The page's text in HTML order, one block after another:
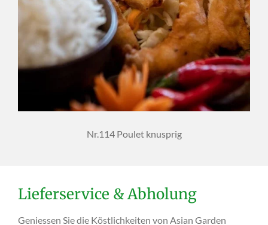
Nr.114 Poulet knusprig
Lieferservice & Abholung
Geniessen Sie die Köstlichkeiten von Asian Garden